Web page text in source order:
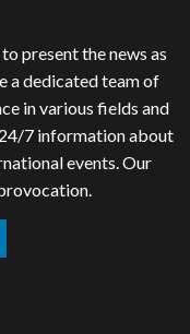
present the news as
a dedicated team of
in various fields and
7 information about
events. Our